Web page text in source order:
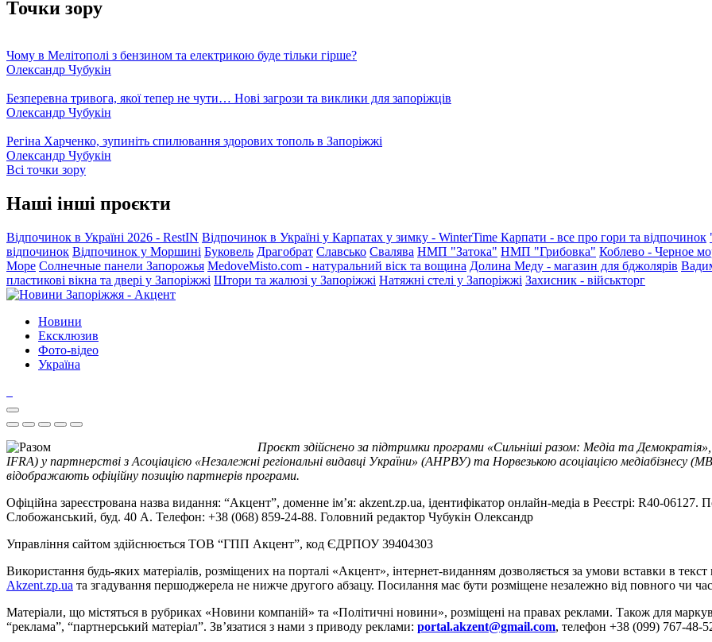
Точки зору
Чому в Мелітополі з бензином та електрикою буде тільки гірше?
Олександр Чубукін
Безперевна тривога, якої тепер не чути… Нові загрози та виклики для запоріжців
Олександр Чубукін
Регіна Харченко, зупиніть спилювання здорових тополь в Запоріжжі
Олександр Чубукін
Всі точки зору
Наші інші проєкти
Відпочинок в Україні 2026 - RestIN Відпочинок в Україні у Карпатах у зимку - WinterTime Карпати - все про гори та відпочинок
відпочинок Відпочинок у Моршині Буковель Драгобрат Славсько Свалява НМП "Затока" НМП "Грибовка" Коблево - Черное
Море Солнечные панели Запорожья MedoveMisto.com - натуральний віск та вощина Долина Меду - магазин для бджолярів
пластикові вікна та двері у Запоріжжі Штори та жалюзі у Запоріжжі Натяжні стелі у Запоріжжі Захисник - військторг
Новини
Ексклюзив
Фото-відео
Україна
Проєкт здійснено за підтримки програми «Сильніші разом: Медіа та
IFRA) у партнерстві з Асоціацією «Незалежні регіональні видавці України» (АНРВУ) та Норвезькою асоціацією медіабізнесу
відображають офіційну позицію партнерів програми.
Офіційна зареєстрована назва видання: “Акцент”, доменне ім’я: akzent.zp.ua, ідентифікатор онлайн-медіа в Реєстрі: R40-
Слобожанський, буд. 40 А. Телефон: +38 (068) 859-24-88. Головний редактор Чубукін Олександр
Управління сайтом здійснюється ТОВ “ГПП Акцент”, код ЄДРПОУ 39404303
Використання будь-яких матеріалів, розміщених на порталі «Акцент», інтернет-виданням дозволяється за умови вставки в
Akzent.zp.ua та згадування першоджерела не нижче другого абзацу. Посилання має бути розміщене незалежно від повного чи
Матеріали, що містяться в рубриках «Новини компаній» та «Політичні новини», розміщені на правах реклами. Також для
“реклама”, “партнерський матеріал”. Зв’язатися з нами з приводу реклами: portal.akzent@gmail.com, телефон +38 (099) 767-48-